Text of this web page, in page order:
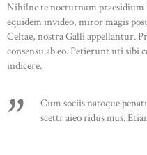
STOCKX INFORMATIE
Nihilne te nocturnum
equidem invideo, miror magis
Celtae, nostra Galli appellantur.
consensu ab eo. Petierunt uti
indicere.
Cum sociis natoque
scettr aieo ridus mus.